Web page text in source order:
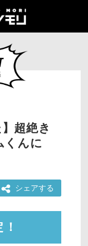
超絶き
くんに
シェアする